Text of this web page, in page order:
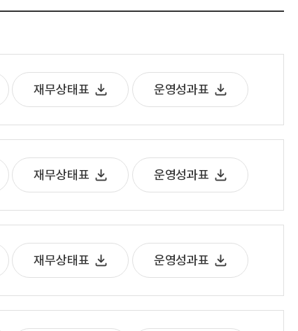
재무상태표 운영성과표
재무상태표 운영성과표
재무상태표 운영성과표